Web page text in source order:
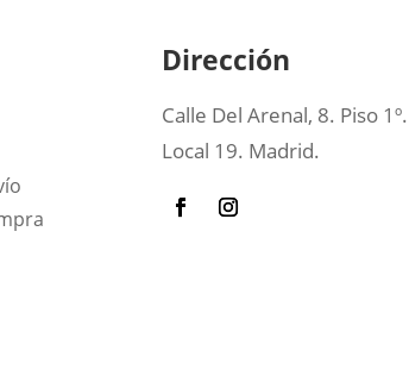
Dirección
Calle Del Arenal, 8. Piso 1º.
Local 19. Madrid.